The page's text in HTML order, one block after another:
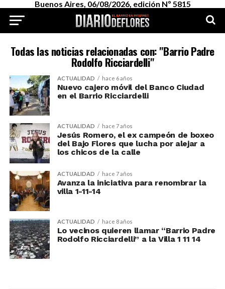
Buenos Aires, 06/08/2026, edición Nº 5815
Todas las noticias relacionadas con: "Barrio Padre
Rodolfo Ricciardelli"
ACTUALIDAD hace 6 años
Nuevo cajero móvil del Banco Ciudad
en el Barrio Ricciardelli
ACTUALIDAD hace 7 años
Jesús Romero, el ex campeón de boxeo
del Bajo Flores que lucha por alejar a
los chicos de la calle
ACTUALIDAD hace 7 años
Avanza la iniciativa para renombrar la
villa 1-11-14
ACTUALIDAD hace 8 años
Lo vecinos quieren llamar “Barrio Padre
Rodolfo Ricciardelli” a la Villa 1 11 14